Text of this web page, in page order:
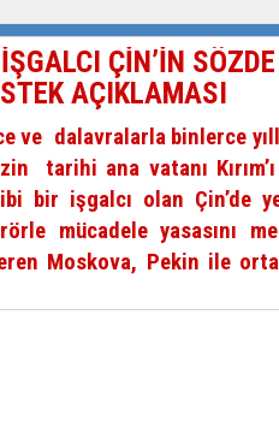
BÜYÜKELÇİSİ JİANG’İN TRABZON
ÇİN’İN
AÇIKLAMASI
dalavralarla binlerce
tarihi ana vatanı
bir işgalcı olan Çin’de
mücadele yasasını
Moskova, Pekin ile